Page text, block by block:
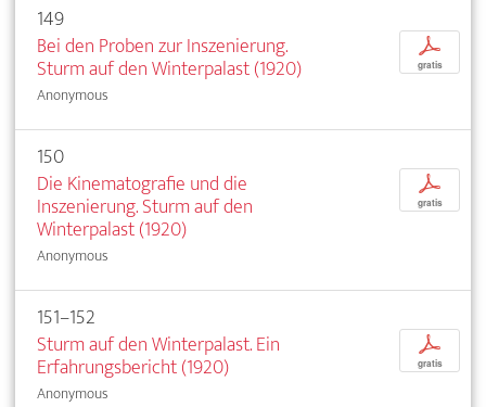
149
Bei den Proben zur Inszenierung.
Sturm auf den Winterpalast (1920)
Anonymous
p
gratis
150
Die Kinematografie und die
Inszenierung. Sturm auf den
Winterpalast (1920)
Anonymous
p
gratis
151–152
Sturm auf den Winterpalast. Ein
Erfahrungsbericht (1920)
Anonymous
p
gratis